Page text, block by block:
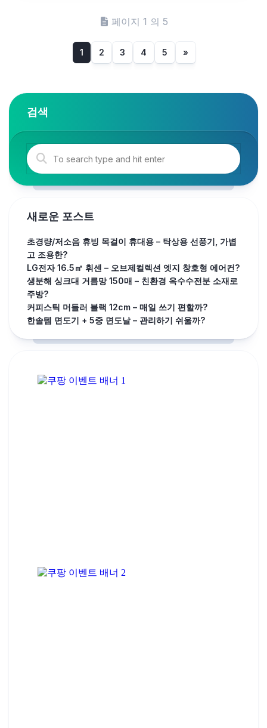
페이지 1 의 5
1 2 3 4 5 »
검색
새로운 포스트
초경량/저소음 휴빙 목걸이 휴대용 – 탁상용 선풍기, 가볍
고 조용한?
LG전자 16.5㎡ 휘센 – 오브제컬렉션 엣지 창호형 에어컨?
생분해 싱크대 거름망 150매 – 친환경 옥수수전분 소재로
주방?
커피스틱 머들러 블랙 12cm – 매일 쓰기 편할까?
한솔템 면도기 + 5중 면도날 – 관리하기 쉬울까?